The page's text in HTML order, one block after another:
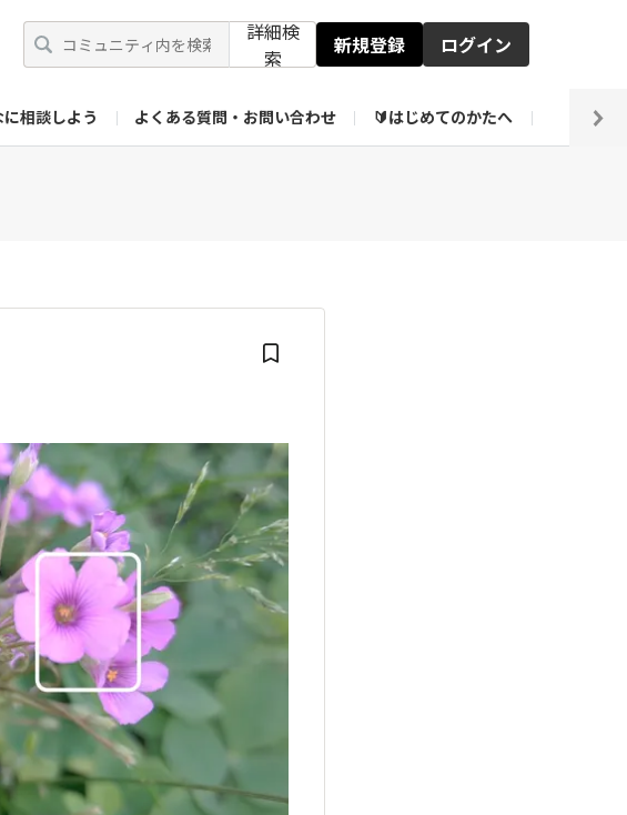
詳細検
索
新規登録 ログイン
相談しよう よくある質問・お問い合わせ 🔰はじめてのかたへ 編集